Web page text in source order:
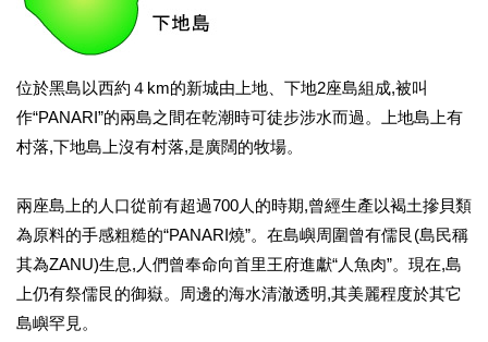
位於黑島以西約４km的新城由上地、下地2座島組成,被叫
作“PANARI”的兩島之間在乾潮時可徒步涉水而過。上地島上有
村落,下地島上沒有村落,是廣闊的牧場。
兩座島上的人口從前有超過700人的時期,曾經生產以褐土摻貝類
為原料的手感粗糙的“PANARI燒”。在島嶼周圍曾有儒艮(島民稱
其為ZANU)生息,人們曾奉命向首里王府進獻“人魚肉”。現在,島
上仍有祭儒艮的御嶽。周邊的海水清澈透明,其美麗程度於其它
島嶼罕見。